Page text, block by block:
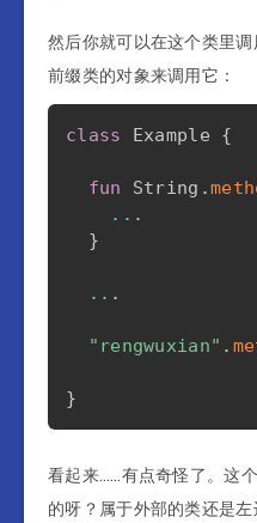
然后你就可以在这个类里
前缀类的对象来调用它：
class Example {
fun String .
.. .
}
.. .
"rengwuxian" .
}
看起来……有点奇怪了。这
的呀？属于外部的类还是左